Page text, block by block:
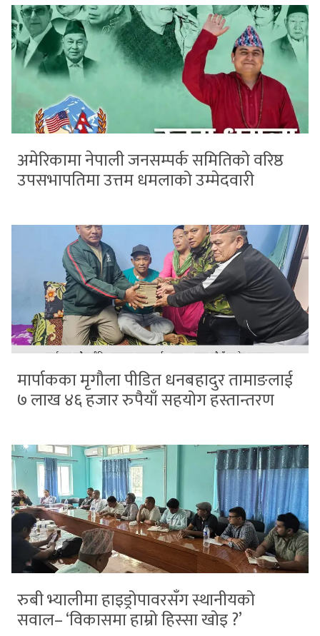
अमेरिकामा नेपाली जनसम्पर्क समितिको वरिष्ठ
उपसभापतिमा उत्तम धमलाको उम्मेदवारी
मार्पाकका मृगौला पीडित धनबहादुर तामाङलाई
७ लाख ४६ हजार रुपैयाँ सहयोग हस्तान्तरण
रुबी भ्यालीमा हाइड्रोपावरसँग स्थानीयको
सवाल– ‘विकासमा हाम्रो हिस्सा खोइ ?’